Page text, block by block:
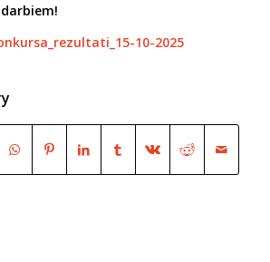
10-2025